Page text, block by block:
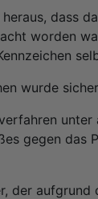
dass
worden
wurde
unter
gegen das
der